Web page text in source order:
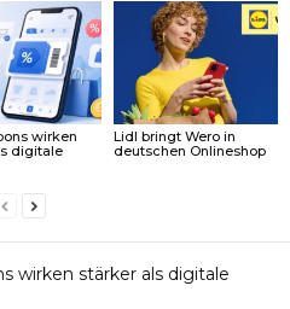
wirken
digitale
Lidl bringt Wero in
deutschen Onlineshop
wirken stärker als digitale